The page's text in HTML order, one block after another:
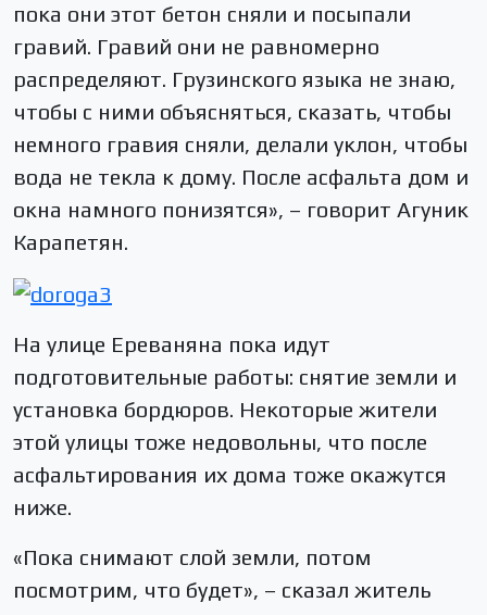
пока они этот бетон сняли и посыпали
гравий. Гравий они не равномерно
распределяют. Грузинского языка не знаю,
чтобы с ними объясняться, сказать, чтобы
немного гравия сняли, делали уклон, чтобы
вода не текла к дому. После асфальта дом и
окна намного понизятся», – говорит Агуник
Карапетян.
На улице Ереваняна пока идут
подготовительные работы: снятие земли и
установка бордюров. Некоторые жители
этой улицы тоже недовольны, что после
асфальтирования их дома тоже окажутся
ниже.
«Пока снимают слой земли, потом
посмотрим, что будет», – сказал житель